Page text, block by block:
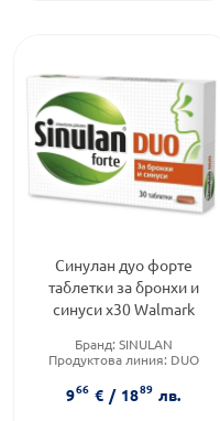
Синулан дуо форте
таблетки за бронхи и
синуси х30 Walmark
Бранд: SINULAN
Продуктова линия: DUO
Форма на продукта: таблетки
966 € / 1889 лв.